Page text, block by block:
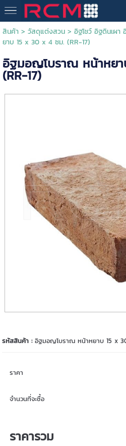
สินค้า> วัสดุแต่งสวน> อิฐโชว์ อิฐดินเผา
ยาบ 15 x 30 x 4 ซม. (RR-17)
อิฐมอญโบราณ หน้าหย
(RR-17)
รหัสสินค้า :อิฐมอญโบราณ หน้าหยาบ 15 x
ราคา
จำนวนที่จะซื้อ
ราคารวม